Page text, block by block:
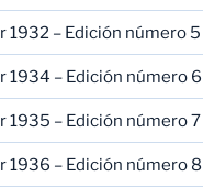
1932 – Edición número 5
1934 – Edición número 6
1935 – Edición número 7
1936 – Edición número 8